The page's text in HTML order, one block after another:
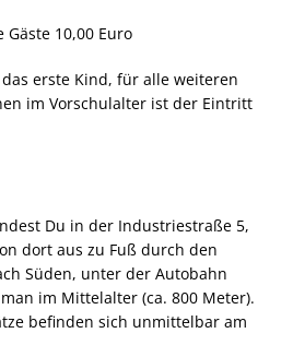
10,00 Euro
erste Kind, für alle weiteren
im Vorschulalter ist der Eintritt
Du in der Industriestraße 5,
dort aus zu Fuß durch den
Süden, unter der Autobahn
im Mittelalter (ca. 800 Meter).
befinden sich unmittelbar am